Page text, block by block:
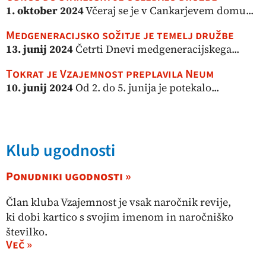
1. oktober 2024Včeraj se je v Cankarjevem domu...
Medgeneracijsko sožitje je temelj družbe
13. junij 2024Četrti Dnevi medgeneracijskega...
Tokrat je Vzajemnost preplavila Neum
10. junij 2024Od 2. do 5. junija je potekalo...
Klub ugodnosti
Ponudniki ugodnosti »
Član kluba Vzajemnost je vsak naročnik revije,
ki dobi kartico s svojim imenom in naročniško
številko.
Več »